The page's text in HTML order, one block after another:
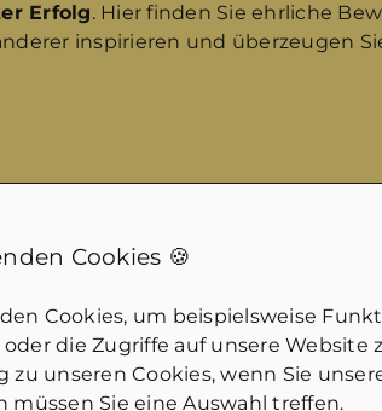
Erfolg. Hier finden Sie ehrliche
inspirieren und überzeugen
Cookies 🍪
Cookies, um beispielsweise
die Zugriffe auf unsere Website
zu unseren Cookies, wenn Sie
müssen Sie eine Auswahl treffen.